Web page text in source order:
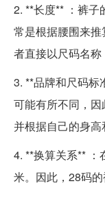
2. **长度** ：裤子
常是根据腰围来
者直接以尺码名称
3. **品牌和尺码标
可能有所不同，因
并根据自己的身高
4. **换算关系**
米。因此，28码